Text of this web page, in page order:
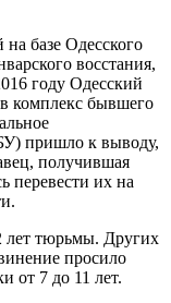
базе Одесского
восстания,
году Одесский
комплекс бывшего
пришло к выводу,
получившая
перевести их на
лет тюрьмы. Других
просило
от 7 до 11 лет.